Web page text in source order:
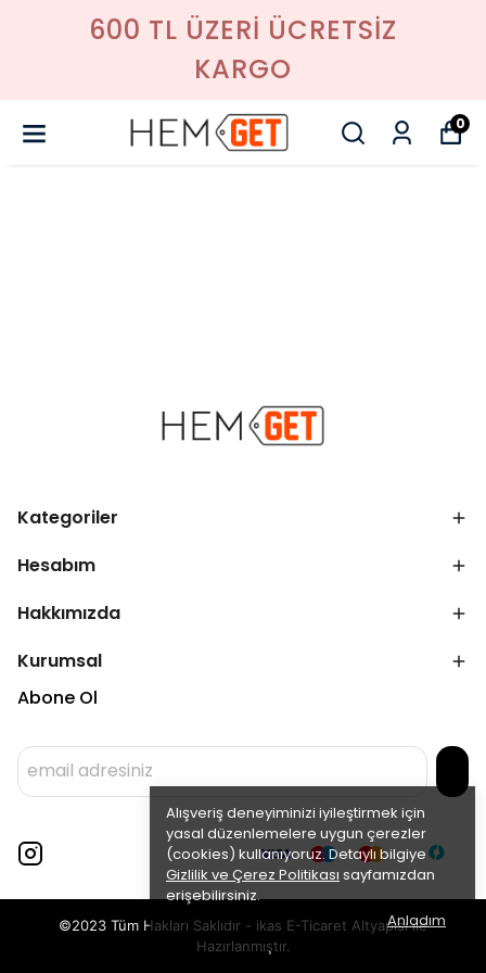
600 TL ÜZERI ÜCRETSIZ
KARGO
0
Alışveriş deneyiminizi iyileştirmek için
yasal düzenlemelere uygun çerezler
(cookies) kullanıyoruz. Detaylı bilgiye
Gizlilik ve Çerez Politikası sayfamızdan
erişebilirsiniz.
Anladım
Kategoriler
Hesabım
Hakkımızda
Kurumsal
Abone Ol
©2023 Tüm Hakları Saklıdır - ikas E-Ticaret Altyapısı ile
Hazırlanmıştır.